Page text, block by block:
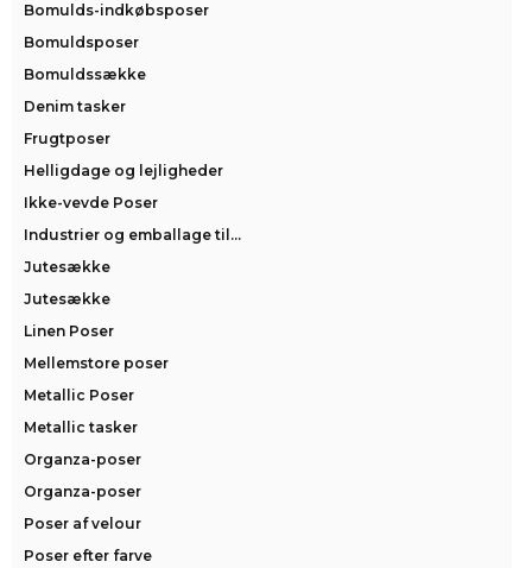
Bomulds-indkøbsposer
Bomuldsposer
Bomuldssække
Denim tasker
Frugtposer
Helligdage og lejligheder
Ikke-vevde Poser
Industrier og emballage til...
Jutesække
Jutesække
Linen Poser
Mellemstore poser
Metallic Poser
Metallic tasker
Organza-poser
Organza-poser
Poser af velour
Poser efter farve